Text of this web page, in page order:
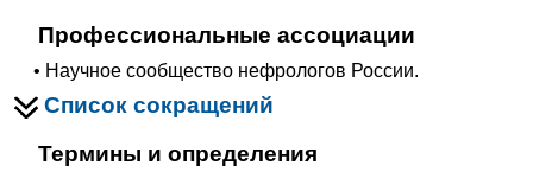
Профессиональные ассоциации
• Научное сообщество нефрологов России.
Список сокращений
Термины и определения